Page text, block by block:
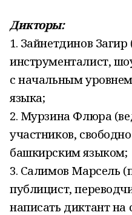
Дикторы:
1. Зайнетдинов
инструменталист,
с начальным
языка;
2. Мурзина Флюра
участников,
башкирским языком;
3. Салимов Марсель
публицист,
написать диктант на